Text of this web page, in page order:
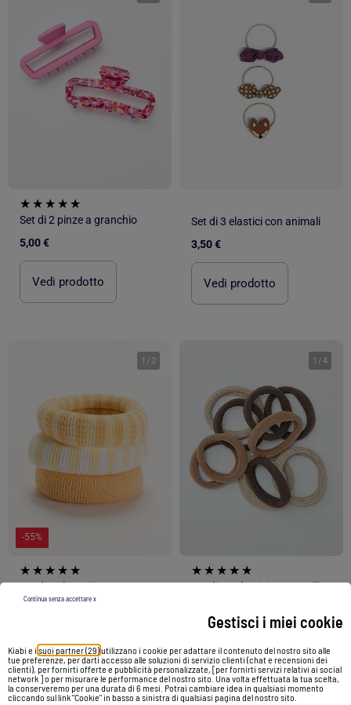
Gestisci i miei cookie
Kiabi e i suoi partner (29)utilizzano i cookie per adattare il contenuto del nostro sito alle
tue preferenze, per darti accesso alle soluzioni di servizio clienti (chat e recensioni dei
clienti), per fornirti offerte e pubblicità personalizzate, [per fornirti servizi relativi ai social
network ] o per misurare le performance del nostro sito. Una volta effettuata la tua scelta,
la conserveremo per una durata di 6 mesi. Potrai cambiare idea in qualsiasi momento
cliccando sul link "Cookie" in basso a sinistra di qualsiasi pagina del nostro sito.
Continua senza accettare x
Set di 2 pinze a granchio
5,00 €
Vedi prodotto
Set di 3 elastici con animali
3,50 €
Vedi prodotto
1 / 2
-55%
Set di 3 elastici in spugna
Vedi prodotto
1 /4
Set di 10 elastici per capelli
Vedi prodotto